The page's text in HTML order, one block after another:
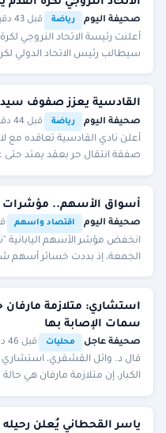
صحيفة اليوم رياضة قبل 43 دقيقة
أعلنت رئيسة الاتحاد النروجي
سيطالب رئيس الاتحاد الدولي لكرة
القادسية يعزز صفوف
صحيفة اليوم رياضة قبل 44 دقيقة
أعلن نادي القادسية تعاقده مع
أسواق الأسهم.. مؤشرات
صحيفة اليوم اقتصاد واسهم
الجمعة، إذ بددت خسائر أسهم
استشاري: متلازمة مارفان
سمات الإصابة بها
صحيفة عاجل محليات قبل 46 دقيقة
قال د. وائل القشقري،
الكبار، إن متلازمة مارفان هي